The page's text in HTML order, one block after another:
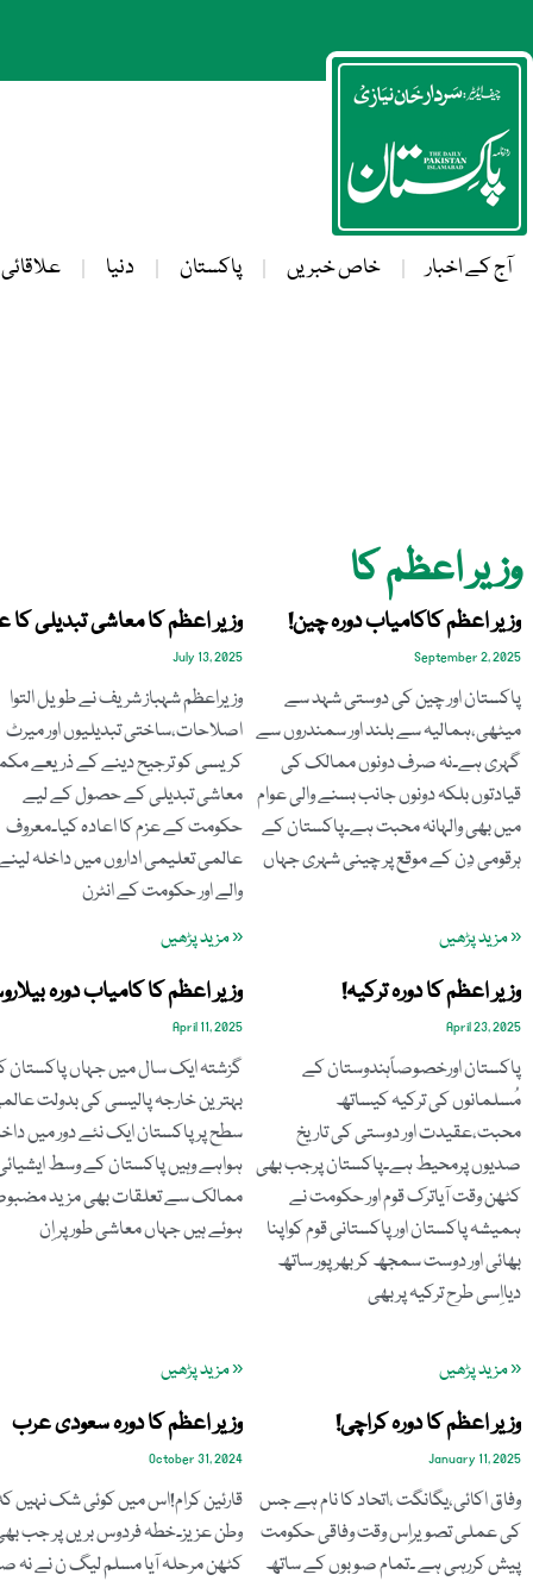
آج کے اخبار خاص خبریں پاکستان دنیا علاقائی
وزیر اعظم کا
وزیر اعظم کاکامیاب دورہ چین!
September 2, 2025
پاکستان اور چین کی دوستی شہد سے
میٹھی،ہمالیہ سے بلند اور سمندروں سے
گہری ہے۔نہ صرف دونوں ممالک کی
قیادتوں بلکہ دونوں جانب بسنے والی عوام
میں بھی والہانہ محبت ہے۔پاکستان کے
ہرقومی دِن کے موقع پر چینی شہری جہاں
« مزید پڑھیں
وزیر اعظم کا معاشی تبدیلی کا
July 13, 2025
وزیراعظم شہباز شریف نے طویل التوا
اصلاحات،ساختی تبدیلیوں اور میرٹ
کریسی کو ترجیح دینے کے ذریعے
معاشی تبدیلی کے حصول کے لیے
حکومت کے عزم کا اعادہ کیا۔معروف
عالمی تعلیمی اداروں میں داخلہ
والے اور حکومت کے انٹرن
« مزید پڑھیں
وزیر اعظم کا دورہ ترکیہ!
April 23, 2025
پاکستان اورخصوصاًہندوستان کے
مُسلمانوں کی ترکیہ کیساتھ
محبت،عقیدت اور دوستی کی تاریخ
صدیوں پرمحیط ہے۔پاکستان پرجب بھی
کٹھن وقت آیاترک قوم اور حکومت نے
ہمیشہ پاکستان اور پاکستانی قوم کواپنا
بھائی اور دوست سمجھ کربھرپور ساتھ
دیااِسی طرح ترکیہ پربھی
« مزید پڑھیں
وزیر اعظم کا کامیاب دورہ
April 11, 2025
گزشتہ ایک سال میں جہاں پاکستان
بہترین خارجہ پالیسی کی بدولت
سطح پر پاکستان ایک نئے دور میں
ہواہے وہیں پاکستان کے وسط
ممالک سے تعلقات بھی مزید
ہوئے ہیں جہاں معاشی طور پر اِن
« مزید پڑھیں
وزیر اعظم کا دورہ کراچی!
January 11, 2025
وفاق اکائی،یگانگت ،اتحاد کا نام ہے جس
کی عملی تصویراِس وقت وفاقی حکومت
پیش کررہی ہے ۔تمام صوبوں کے ساتھ
وزیر اعظم کا دورہ سعودی عرب
October 31, 2024
قارئین کرام!اس میں کوئی شک نہیں
وطن عزیز۔خطہ فردوس بریں پر جب
کٹھن مرحلہ آیا مسلم لیگ ن نے نہ